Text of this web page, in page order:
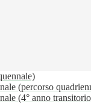
(percorso
(4° anno